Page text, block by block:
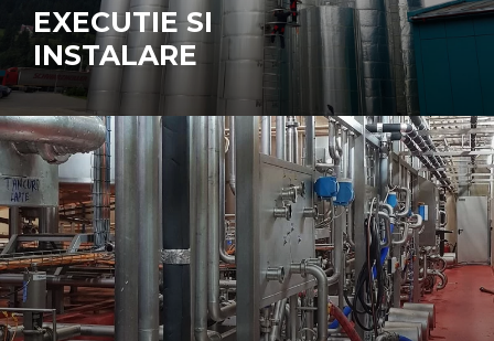
EXECUTIE SI
INSTALARE